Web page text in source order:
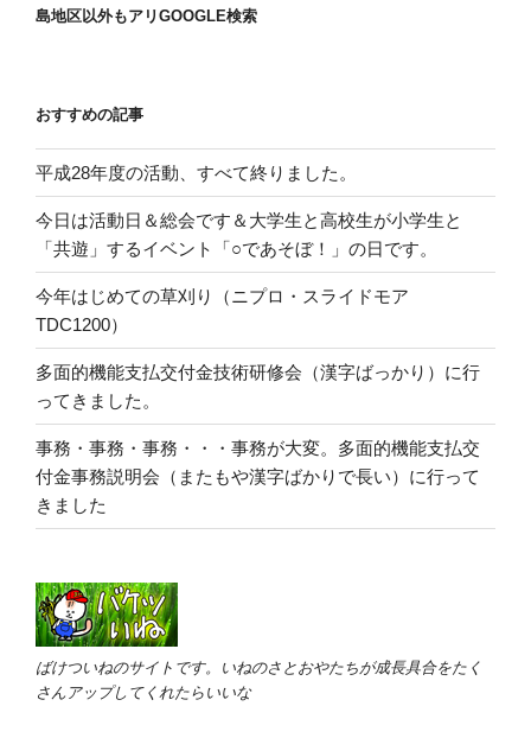
島地区以外もアリGOOGLE検索
おすすめの記事
平成28年度の活動、すべて終りました。
今日は活動日＆総会です＆大学生と高校生が小学生と
「共遊」するイベント「○であそぼ！」の日です。
今年はじめての草刈り（ニプロ・スライドモア
TDC1200）
多面的機能支払交付金技術研修会（漢字ばっかり）に行
ってきました。
事務・事務・事務・・・事務が大変。多面的機能支払交
付金事務説明会（またもや漢字ばかりで長い）に行って
きました
ばけついねのサイトです。いねのさとおやたちが成長具合をたく
さんアップしてくれたらいいな